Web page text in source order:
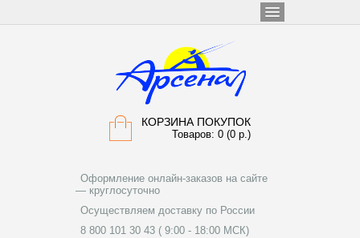
КОРЗИНА ПОКУПОК
Товаров: 0 (0 р.)
Оформление онлайн-заказов на сайте
— круглосуточно
Осуществляем доставку по России
8 800 101 30 43 ( 9:00 - 18:00 МСК)